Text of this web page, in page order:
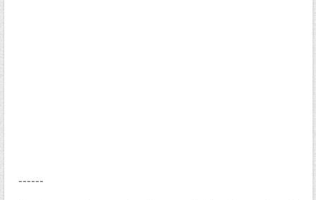
------